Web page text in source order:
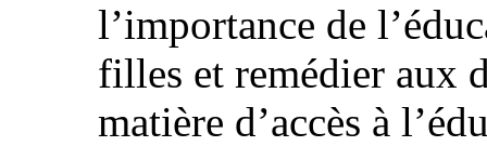
l’importance de
filles et remédier aux
matière d’accès à